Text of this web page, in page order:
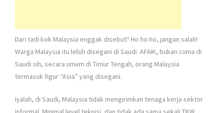
Dari tadi kok Malaysia enggak disebut? Ho ho ho, jangan salah!
Warga Malaysia itu lebih disegani di Saudi. AFAIK, bukan cuma di
Saudi sih, secara umum di Timur Tengah, orang Malaysia
termasuk figur “Asia” yang disegani.
Iyalah, di Saudi, Malaysia tidak mengirimkan tenaga kerja sektor